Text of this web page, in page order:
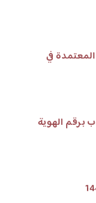
المعتمدة في
برقم الهوية